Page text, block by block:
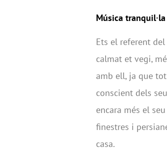
Música
Ets el referent
calmat et vegi,
amb ell, ja que
conscient dels
encara més el
finestres i
casa.